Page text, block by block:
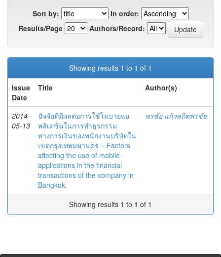
Sort by:
In order:
Results/Page
Authors/Record:
Showing results 1 to 1 of 1
Issue
Date
Title Author(s)
2014-
05-13
ปัจจัยที่มีผลต่อการใช้โมบายแอ
พลิเคชั่นในการทำธุรกรรม
ทางการเงินของพนักงานบริษัทใน
เขตกรุงเทพมหานคร = Factors
affecting the use of mobile
applications in the financial
transactions of the company in
Bangkok.
พรชัย แก้วสถิตพรชัย
Showing results 1 to 1 of 1